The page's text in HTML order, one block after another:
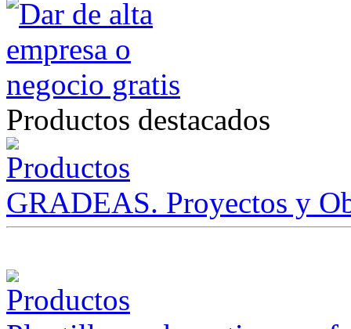
Productos destacados
GRADEAS. Proyectos y